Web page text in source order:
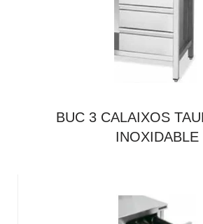
BUC 3 CALAIXOS
INOXIDABLE